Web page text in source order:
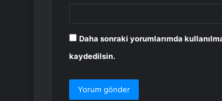
Daha sonraki yorumlarımda
kaydedilsin.